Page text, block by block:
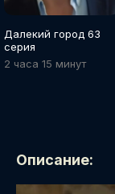
Далекий город 63
серия
2 часа 15 минут
Описание: